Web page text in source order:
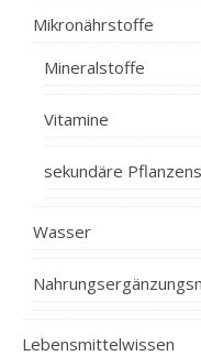
Mikronährstoffe
Mineralstoffe
Vitamine
sekundäre
Wasser
Lebensmittelwissen